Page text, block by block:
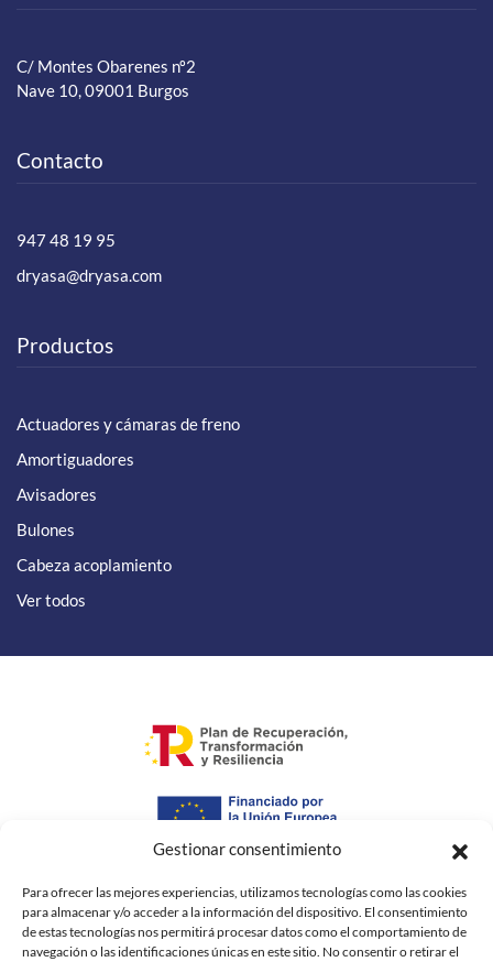
Gestionar consentimiento
Para ofrecer las mejores experiencias, utilizamos tecnologías como las cookies
para almacenar y/o acceder a la información del dispositivo. El consentimiento
de estas tecnologías nos permitirá procesar datos como el comportamiento de
navegación o las identificaciones únicas en este sitio. No consentir o retirar el
C/ Montes Obarenes nº2
Nave 10, 09001 Burgos
Contacto
947 48 19 95
dryasa@dryasa.com
Productos
Actuadores y cámaras de freno
Amortiguadores
Avisadores
Bulones
Cabeza acoplamiento
Ver todos
embargo, los puntos de vista y las opiniones expresadas son
únicamente los del autor o autores y no reflejan necesariamente los
de la Unión Europea o la Comisión Europea. Ni la Unión Europea ni